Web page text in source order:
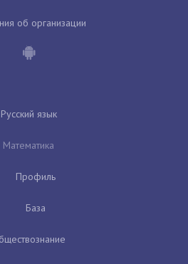
об организации
Русский язык
Математика
Профиль
База